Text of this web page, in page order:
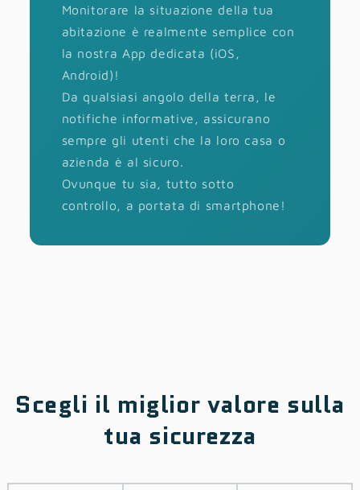
Monitorare la situazione della tua
abitazione è realmente semplice con
la nostra App dedicata (iOS,
Android)!
Da qualsiasi angolo della terra, le
notifiche informative, assicurano
sempre gli utenti che la loro casa o
azienda è al sicuro.
Ovunque tu sia, tutto sotto
controllo, a portata di smartphone!
Scegli il miglior valore sulla
tua sicurezza